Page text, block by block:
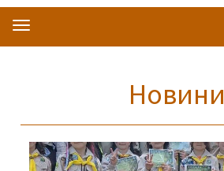
Toggle
Новини